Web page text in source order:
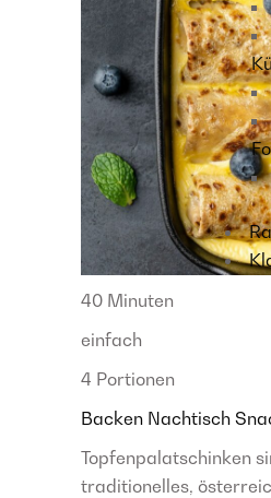
40 Minuten
einfach
4 Portionen
Backen Nachtisch
Topfenpalatschinken
traditionelles,